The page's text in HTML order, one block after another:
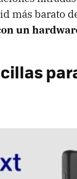
más barato
un